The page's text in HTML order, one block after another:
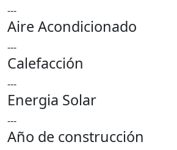
---
Aire Acondicionado
---
Calefacción
---
Energia Solar
---
Año de construcción